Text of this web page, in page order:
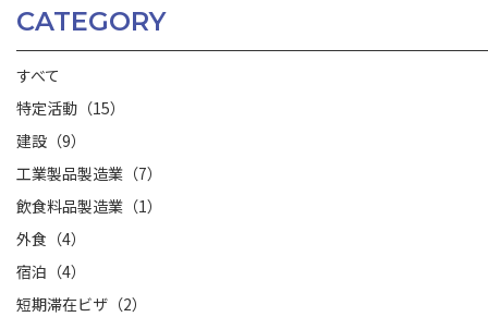
CATEGORY
すべて
特定活動（15）
建設（9）
工業製品製造業（7）
飲食料品製造業（1）
外食（4）
宿泊（4）
短期滞在ビザ（2）